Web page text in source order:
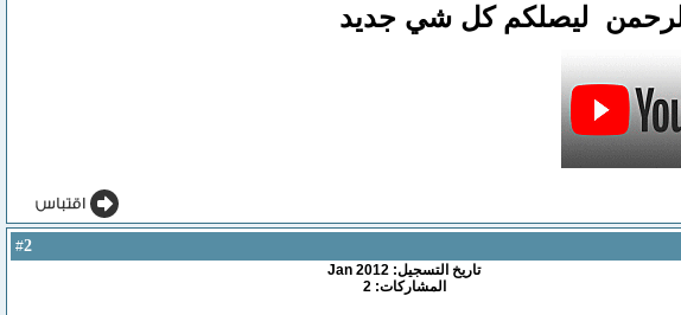
الرحمن ليصلكم كل شي جديد
2
تاريخ التسجيل: Jan 2012
المشاركات: 2